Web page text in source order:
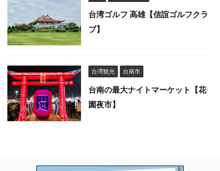
台湾ゴルフ 高雄【信誼ゴルフクラ
ブ】
台湾観光 台南市
台南の最大ナイトマーケット【花
園夜市】